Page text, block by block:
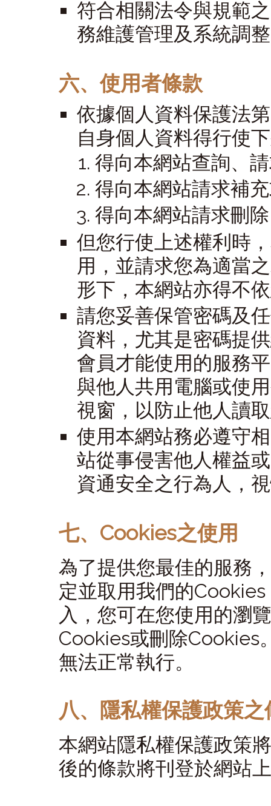
符合相關法令與規範
務維護管理及系統調
六、使用者條款
依據個人資料保護法
自身個人資料得行使
得向本網站查詢、
得向本網站請求補
得向本網站請求刪
但您行使上述權利時
用，並請求您為適當
形下，本網站亦得不
請您妥善保管密碼及
資料，尤其是密碼提
會員才能使用的服務
與他人共用電腦或使
視窗，以防止他人讀
使用本網站務必遵守
站從事侵害他人權益
資通安全之行為人，
七、Cookies之使用
為了提供您最佳的服務
定並取用我們的
入，您可在您使用的瀏
Cookies或刪除Cookies
無法正常執行。
八、隱私權保護政策之
本網站隱私權保護政策
後的條款將刊登於網站